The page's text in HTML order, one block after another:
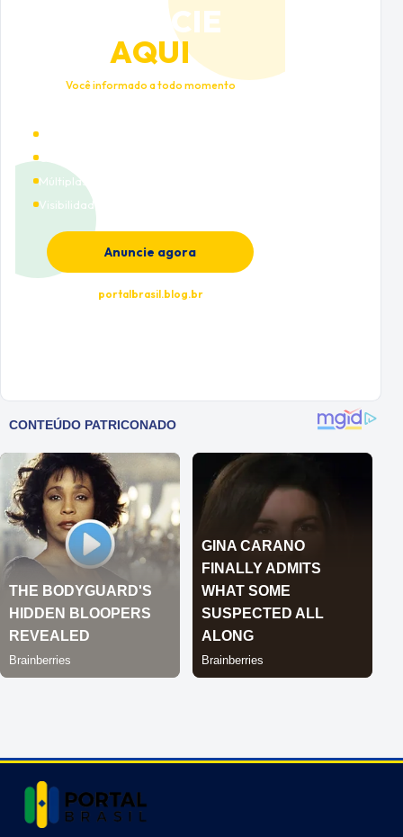
ANUNCIE
AQUI
Você informado a todo momento
Cobertura nacional
Múltiplas categorias
Visibilidade premium
Anuncie agora
portalbrasil.blog.br